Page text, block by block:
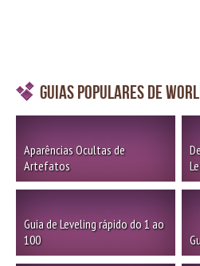
Guias Populares de
Aparências Ocultas de
Artefatos
Guia de Leveling rápido do 1 ao
100